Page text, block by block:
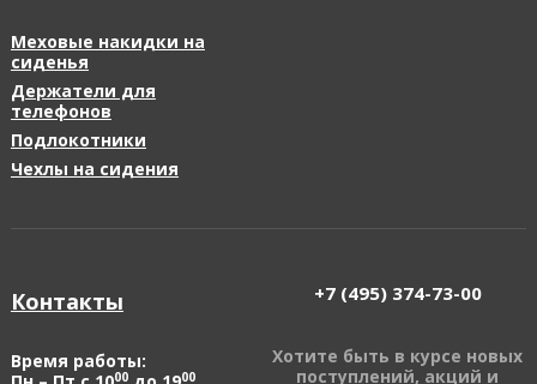
Меховые накидки на
сиденья
Держатели для
телефонов
Подлокотники
Чехлы на сидения
Контакты
Время работы:
00 00
+7 (495) 374-73-00
Хотите быть в курсе новых
поступлений, акций и